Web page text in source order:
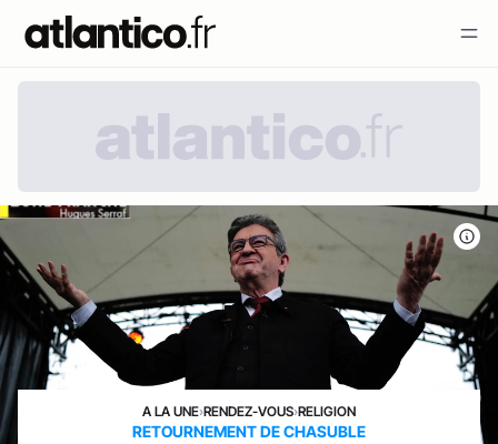
A LA UNE›RENDEZ-VOUS›RELIGION
RETOURNEMENT DE CHASUBLE